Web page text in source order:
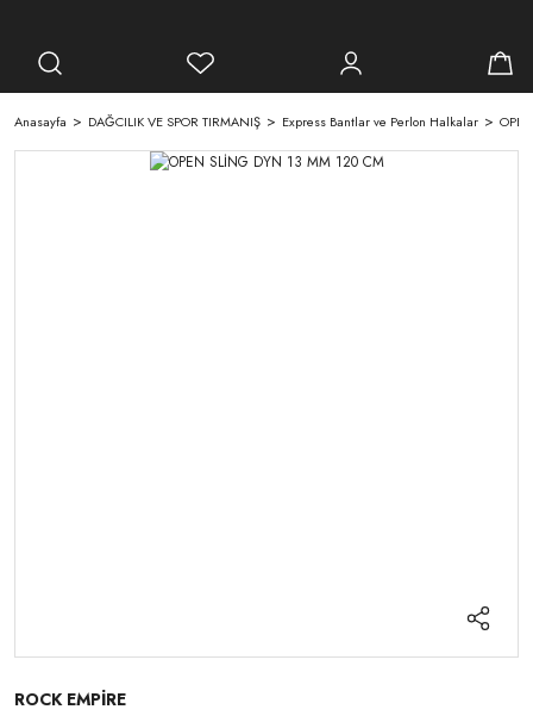
Anasayfa DAĞCILIK VE SPOR TIRMANIŞ Express Bantlar ve Perlon Halkalar
ROCK EMPİRE